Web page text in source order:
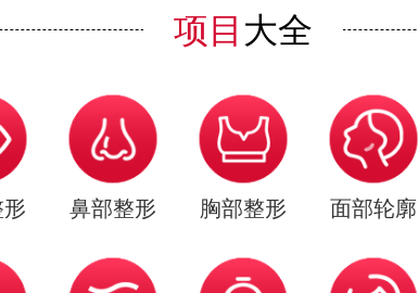
项目 大全
鼻部整形 胸部整形 面部轮廓